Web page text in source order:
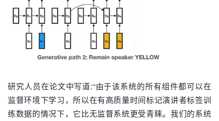
研究人员在论文中写道:“由于该系统的所有组件都可以在
监督环境下学习，所以在有高质量时间标记演讲者标签训
练数据的情况下，它比无监督系统更受青睐。我们的系统